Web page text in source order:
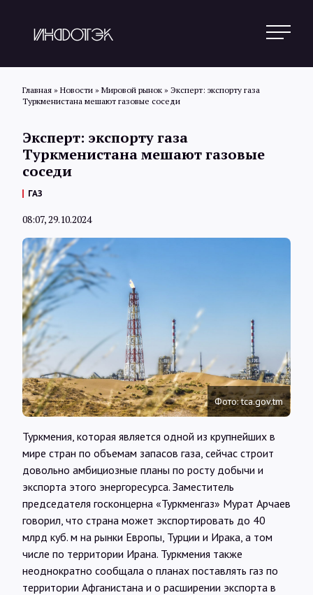
Обзоры
Интервью
Карты
О нас
@Infotek_Russia
Главная » Новости » Мировой рынок » Эксперт: экспорту газа
Туркменистана мешают газовые соседи
Эксперт: экспорту газа
Туркменистана мешают газовые
соседи
ГАЗ
08:07, 29.10.2024
Фото: tca.gov.tm
Туркмения, которая является одной из крупнейших в
мире стран по объемам запасов газа, сейчас строит
довольно амбициозные планы по росту добычи и
экспорта этого энергоресурса. Заместитель
председателя госконцерна «Туркменгаз» Мурат Арчаев
говорил, что страна может экспортировать до 40
млрд куб. м на рынки Европы, Турции и Ирака, а том
числе по территории Ирана. Туркмения также
неоднократно сообщала о планах поставлять газ по
территории Афганистана и о расширении экспорта в